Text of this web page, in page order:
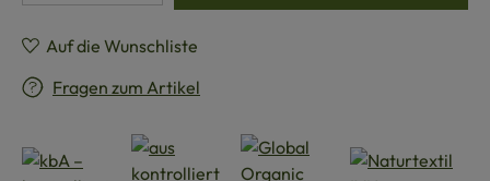
Auf die Wunschliste
Fragen zum Artikel